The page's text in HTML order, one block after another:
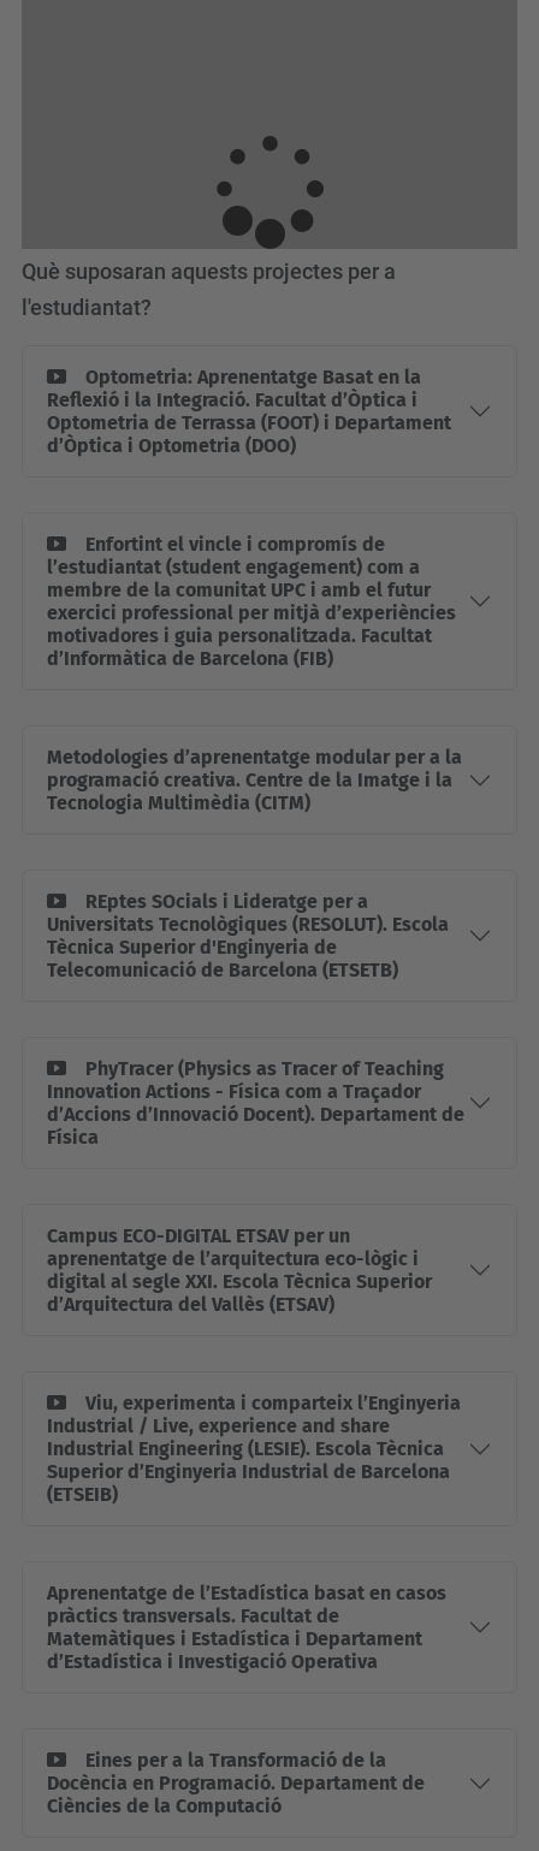
Què suposaran aquests projectes per a
l'estudiantat?
Optometria: Aprenentatge Basat en la
Reflexió i la Integració. Facultat d’Òptica i
Optometria de Terrassa (FOOT) i Departament
d’Òptica i Optometria (DOO)
Enfortint el vincle i compromís de
l’estudiantat (student engagement) com a
membre de la comunitat UPC i amb el futur
exercici professional per mitjà d’experiències
motivadores i guia personalitzada. Facultat
d’Informàtica de Barcelona (FIB)
Metodologies d’aprenentatge modular per a la
programació creativa. Centre de la Imatge i la
Tecnologia Multimèdia (CITM)
REptes SOcials i Lideratge per a
Universitats Tecnològiques (RESOLUT). Escola
Tècnica Superior d'Enginyeria de
Telecomunicació de Barcelona (ETSETB)
PhyTracer (Physics as Tracer of Teaching
Innovation Actions - Física com a Traçador
d’Accions d’Innovació Docent). Departament de
Física
Campus ECO-DIGITAL ETSAV per un
aprenentatge de l’arquitectura eco-lògic i
digital al segle XXI. Escola Tècnica Superior
d’Arquitectura del Vallès (ETSAV)
Viu, experimenta i comparteix l’Enginyeria
Industrial / Live, experience and share
Industrial Engineering (LESIE). Escola Tècnica
Superior d’Enginyeria Industrial de Barcelona
(ETSEIB)
Aprenentatge de l’Estadística basat en casos
pràctics transversals. Facultat de
Matemàtiques i Estadística i Departament
d’Estadística i Investigació Operativa
Eines per a la Transformació de la
Docència en Programació. Departament de
Ciències de la Computació